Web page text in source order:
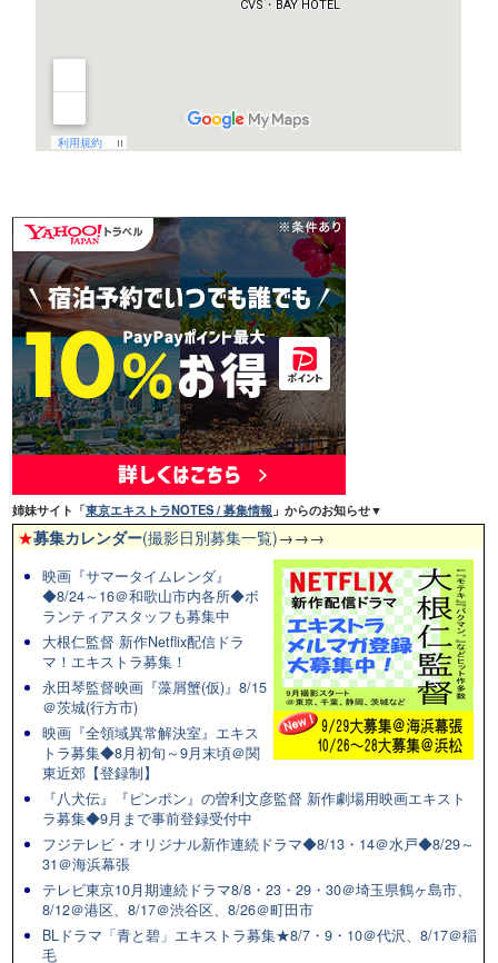
姉妹サイト「東京エキストラNOTES / 募集情報 」からのお知らせ▼
★募集カレンダー(撮影日別募集一覧)→→→
映画『サマータイムレンダ』
◆8/24～16＠和歌山市内各所◆ボ
ランティアスタッフも募集中
大根仁監督 新作Netflix配信ドラ
マ！エキストラ募集！
永田琴監督映画『藻屑蟹(仮)』8/15
＠茨城(行方市)
映画『全領域異常解決室』エキス
トラ募集◆8月初旬～9月末頃＠関
東近郊【登録制】
『八犬伝』『ピンポン』の曽利文彦監督 新作劇場用映画エキスト
ラ募集◆9月まで事前登録受付中
フジテレビ・オリジナル新作連続ドラマ◆8/13・14＠水戸◆8/29～
31＠海浜幕張
テレビ東京10月期連続ドラマ8/8・23・29・30＠埼玉県鶴ヶ島市、
8/12＠港区、8/17＠渋谷区、8/26＠町田市
BLドラマ「青と碧」エキストラ募集★8/7・9・10＠代沢、8/17＠稲
毛